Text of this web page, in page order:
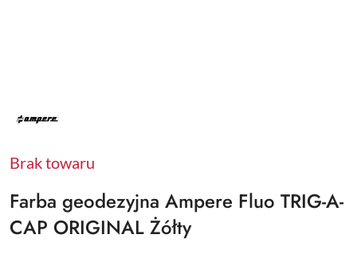
PRODUCENTA:
Brak towaru
Farba geodezyjna Ampere Fluo TRIG-A-
CAP ORIGINAL Żółty